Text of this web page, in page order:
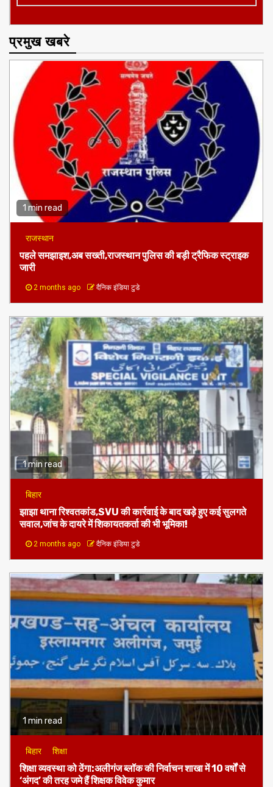
प्रमुख खबरे
1 min read
राजस्थान
पहले समझाइश,अब सख्ती,राजस्थान पुलिस की बड़ी ट्रैफिक स्ट्राइक
जारी
2 months ago दैनिक इंडिया टुडे
1 min read
बिहार
झाझा थाना रिश्वतकांड,SVU की कार्रवाई के बाद खड़े हुए कई सुलगते
सवाल,जांच के दायरे में शिकायतकर्ता की भी भूमिका!
2 months ago दैनिक इंडिया टुडे
1 min read
बिहार शिक्षा
शिक्षा व्यवस्था को ठेंगा:अलीगंज ब्लॉक की निर्वाचन शाखा में 10 वर्षों से
‘अंगद’ की तरह जमे हैं शिक्षक विवेक कुमार